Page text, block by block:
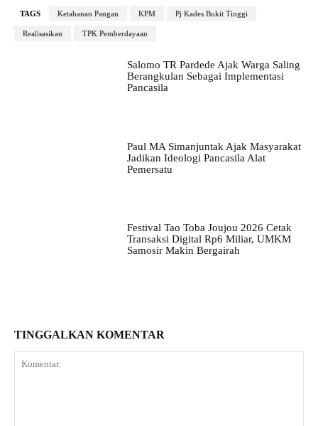
TAGS Ketahanan Pangan KPM Pj Kades Bukit Tinggi
Realisasikan TPK Pemberdayaan
Salomo TR Pardede Ajak Warga Saling
Berangkulan Sebagai Implementasi
Pancasila
Paul MA Simanjuntak Ajak Masyarakat
Jadikan Ideologi Pancasila Alat
Pemersatu
Festival Tao Toba Joujou 2026 Cetak
Transaksi Digital Rp6 Miliar, UMKM
Samosir Makin Bergairah
TINGGALKAN KOMENTAR